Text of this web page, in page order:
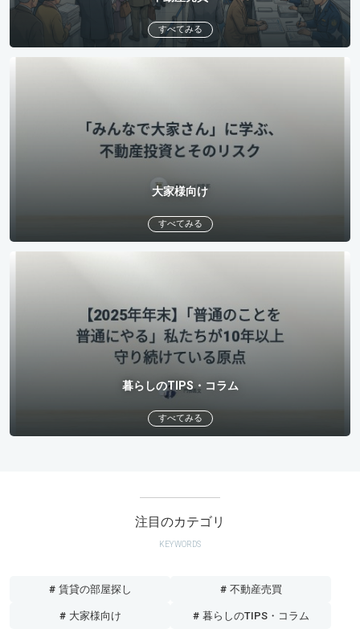
すべてみる
大家様向け
すべてみる
暮らしのTIPS・コラム
すべてみる
注目のカテゴリ
KEYWORDS
# 賃貸の部屋探し # 不動産売買
# 大家様向け # 暮らしのTIPS・コラム